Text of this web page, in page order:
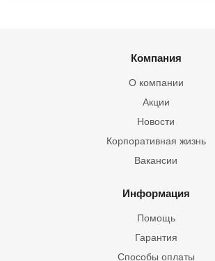
Компания
О компании
Акции
Новости
Корпоративная жизнь
Вакансии
Информация
Помощь
Гарантия
Способы оплаты